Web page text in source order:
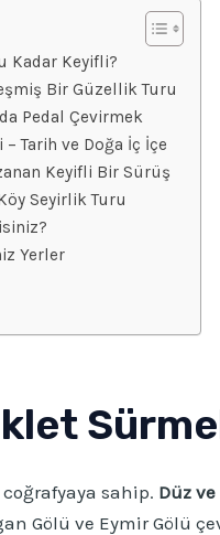
Kadar Keyifli?
Bir Güzellik Turu
Pedal Çevirmek
Tarih ve Doğa İç İçe
Keyifli Bir Sürüş
Seyirlik Turu
Yerler
sahip. Düz
Gölü ve Eymir Gölü